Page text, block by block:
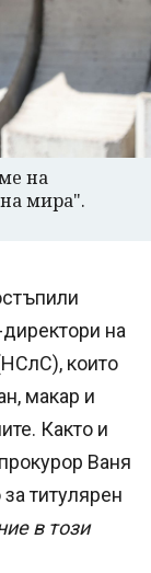
на
мира".
на
които
макар и
Както и
Ваня
титулярен
в този